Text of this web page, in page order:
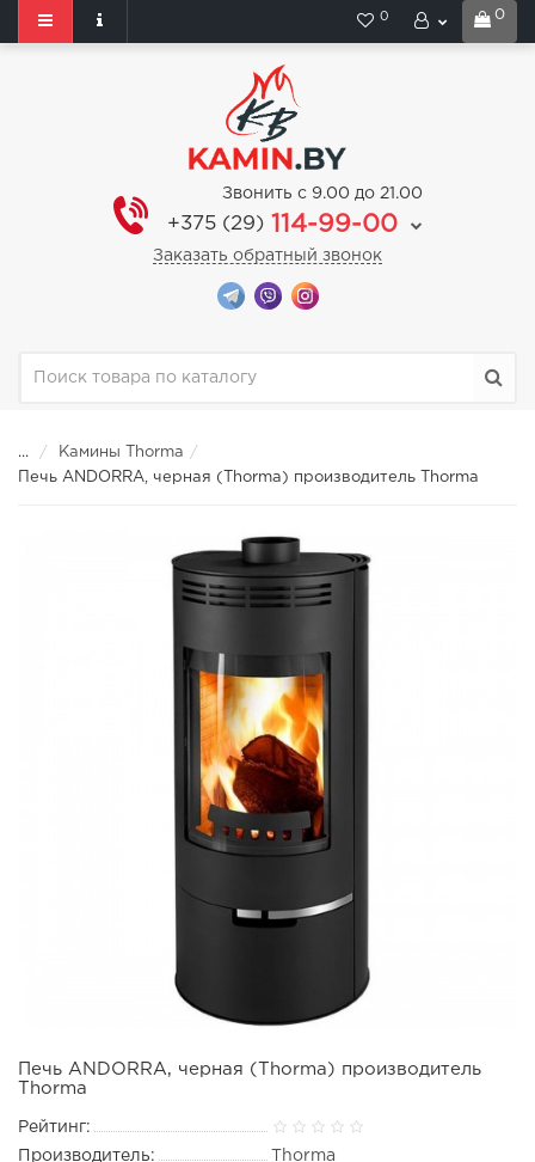
0
0
Звонить с 9.00 до 21.00
+375 (29) 114-99-00
Заказать обратный звонок
...
Камины Thorma
Печь ANDORRA, черная (Thorma) производитель Thorma
Печь ANDORRA, черная (Thorma) производитель
Thorma
Рейтинг:
Производитель:
Thorma